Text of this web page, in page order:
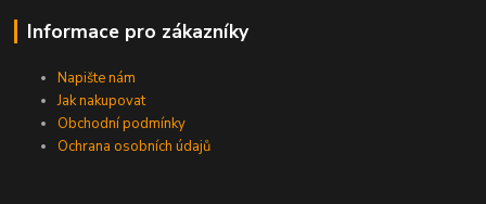
Informace pro zákazníky
Napište nám
Jak nakupovat
Obchodní podmínky
Ochrana osobních údajů